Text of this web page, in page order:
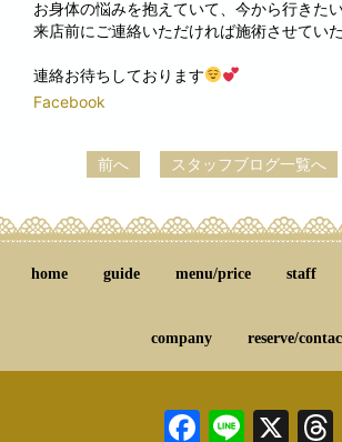
お身体の悩みを抱えていて、今から行きた
来店前にご連絡いただければ施術させてい
連絡お待ちしております
Facebook
前へ スタッフブログ一覧へ
home guide menu/price staff
company reserve/
Line
X